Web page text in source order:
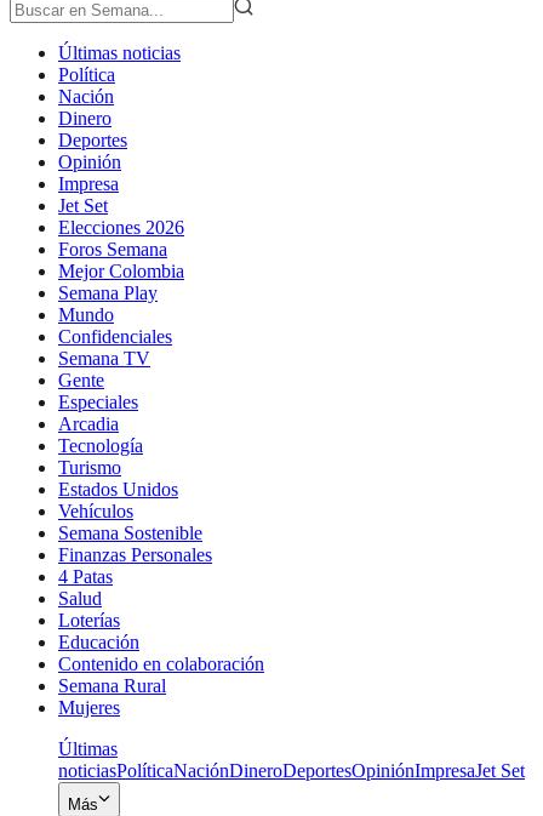
Últimas noticias
Política
Nación
Dinero
Deportes
Opinión
Impresa
Jet Set
Elecciones 2026
Foros Semana
Mejor Colombia
Semana Play
Mundo
Confidenciales
Semana TV
Gente
Especiales
Arcadia
Tecnología
Turismo
Estados Unidos
Vehículos
Semana Sostenible
Finanzas Personales
4 Patas
Salud
Loterías
Educación
Contenido en colaboración
Semana Rural
Mujeres
Últimas
noticiasPolíticaNaciónDineroDeportesOpiniónImpresaJet Set
Más